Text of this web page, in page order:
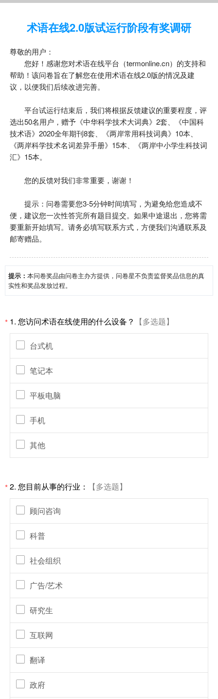
术语在线2.0版试运行阶段有奖调研
尊敬的用户：
您好！感谢您对术语在线平台（termonline.cn）的支持和
帮助！该问卷旨在了解您在使用术语在线2.0版的情况及建
议，以便我们后续改进完善。
平台试运行结束后，我们将根据反馈建议的重要程度，评
选出50名用户，赠予《中华科学技术大词典》2套、《中国科
技术语》2020全年期刊8套、《两岸常用科技词典》10本、
《两岸科学技术名词差异手册》15本、《两岸中小学生科技词
汇》15本。
您的反馈对我们非常重要，谢谢！
提示：问卷需要您3-5分钟时间填写，为避免给您造成不
便，建议您一次性答完所有题目提交。如果中途退出，您将需
要重新开始填写。请务必填写联系方式，方便我们沟通联系及
邮寄赠品。
提示： 本问卷奖品由问卷主办方提供，问卷星不负责监督奖品信息的真
实性和奖品发放过程。
* 1. 您访问术语在线使用的什么设备？ 【多选题】
台式机
笔记本
平板电脑
手机
其他
*2. 您目前从事的行业： 【多选题】
顾问咨询
科普
社会组织
广告/艺术
研究生
互联网
翻译
政府